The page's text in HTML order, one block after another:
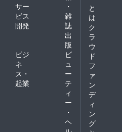
サー
ビス
開発
・
雑
誌
出
版
ビジ
ネ
ス・
起業
ビ
ュ
ー
テ
ィ
ー
・
ヘ
と
は
ク
ラ
ウ
ド
フ
ァ
ン
デ
ィ
ン
グ